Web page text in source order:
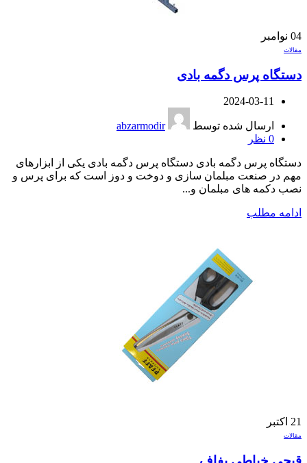
04 نوامبر
مقالات
دستگاه پرس دگمه بادی
2024-03-11
ارسال شده توسط
abzarmodir
0 نظر
دستگاه پرس دگمه بادی دستگاه پرس دگمه بادی یکی از ابزارهای
مهم در صنعت مبلمان سازی و دوخت و دوز است که برای پرس و
نصب دکمه های مبلمان و...
ادامه مطلب
21 اکتبر
مقالات